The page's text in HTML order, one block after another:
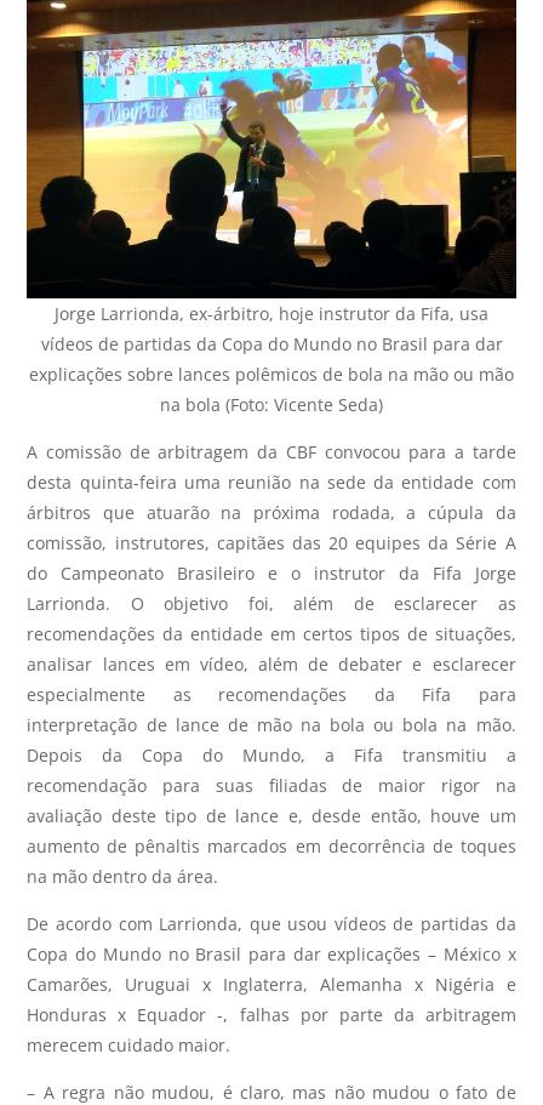
Jorge Larrionda, ex-árbitro, hoje instrutor da Fifa, usa
vídeos de partidas da Copa do Mundo no Brasil para dar
explicações sobre lances polêmicos de bola na mão ou mão
na bola (Foto: Vicente Seda)
A comissão de arbitragem da CBF convocou para a tarde
desta quinta-feira uma reunião na sede da entidade com
árbitros que atuarão na próxima rodada, a cúpula da
comissão, instrutores, capitães das 20 equipes da Série A
do Campeonato Brasileiro e o instrutor da Fifa Jorge
Larrionda. O objetivo foi, além de esclarecer as
recomendações da entidade em certos tipos de situações,
analisar lances em vídeo, além de debater e esclarecer
especialmente as recomendações da Fifa para
interpretação de lance de mão na bola ou bola na mão.
Depois da Copa do Mundo, a Fifa transmitiu a
recomendação para suas filiadas de maior rigor na
avaliação deste tipo de lance e, desde então, houve um
aumento de pênaltis marcados em decorrência de toques
na mão dentro da área.
De acordo com Larrionda, que usou vídeos de partidas da
Copa do Mundo no Brasil para dar explicações – México x
Camarões, Uruguai x Inglaterra, Alemanha x Nigéria e
Honduras x Equador -, falhas por parte da arbitragem
merecem cuidado maior.
– A regra não mudou, é claro, mas não mudou o fato de